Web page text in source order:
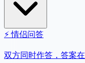
⚡ 情侣问答
双方同时作答，答案